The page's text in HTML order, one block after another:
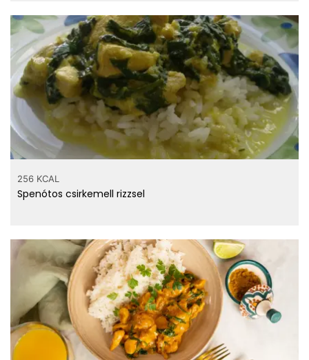
256 KCAL
Spenótos csirkemell rizzsel